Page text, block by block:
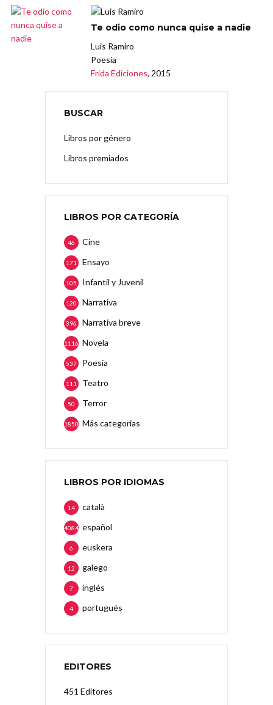
Te odio como nunca quise a nadie
Luis Ramiro
Poesía
Frida Ediciones, 2015
BUSCAR
Libros por género
Libros premiados
LIBROS POR CATEGORÍA
Cine
46
Ensayo
171
Infantil y Juvenil
105
Narrativa
120
Narrativa breve
396
Novela
1116
Poesía
537
Teatro
111
Terror
50
Más categorias
1850
LIBROS POR IDIOMAS
català
14
español
4084
euskera
6
galego
12
inglés
7
portugués
4
EDITORES
451 Editores